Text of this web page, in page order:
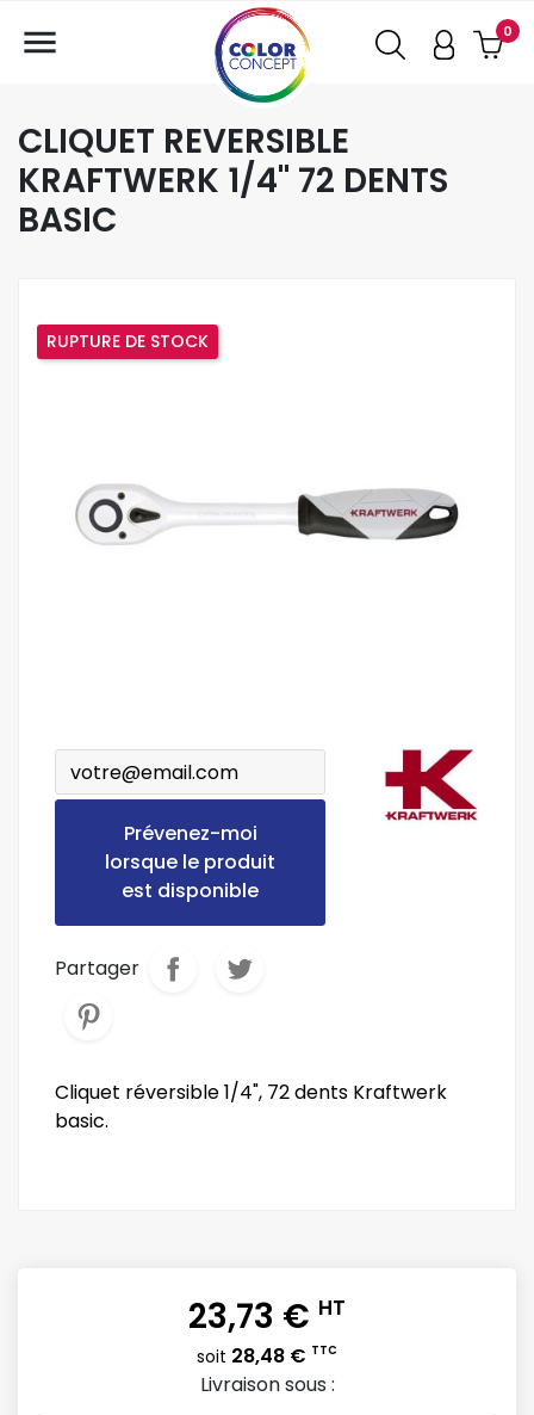
0

CLIQUET REVERSIBLE
KRAFTWERK 1/4" 72 DENTS
BASIC
RUPTURE DE STOCK
Prévenez-moi
lorsque le produit
est disponible
Partager
Cliquet réversible 1/4", 72 dents Kraftwerk
basic.
23,73 € HT
soit 28,48 € TTC
Livraison sous :